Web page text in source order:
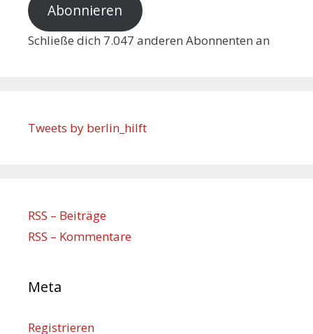
Abonnieren
Schließe dich 7.047 anderen Abonnenten an
Tweets by berlin_hilft
RSS – Beiträge
RSS – Kommentare
Meta
Registrieren